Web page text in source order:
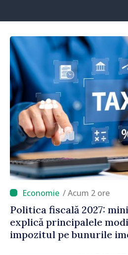
/ Acum 2 ore
Politica fiscală 2027:
explică principalele
impozitul pe bunurile